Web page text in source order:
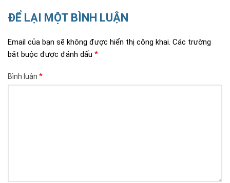
ĐỂ LẠI MỘT BÌNH LUẬN
Email của bạn sẽ không được hiển thị công khai. Các trường
bắt buộc được đánh dấu *
Bình luận *